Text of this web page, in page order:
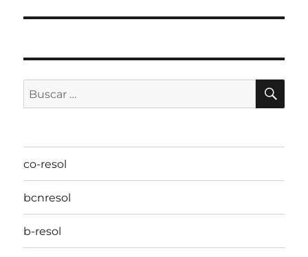
Buscar
por:
co-resol
bcnresol
b-resol